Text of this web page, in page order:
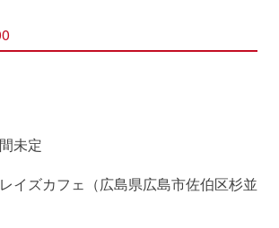
未定
イズカフェ（広島県広島市佐伯区杉並